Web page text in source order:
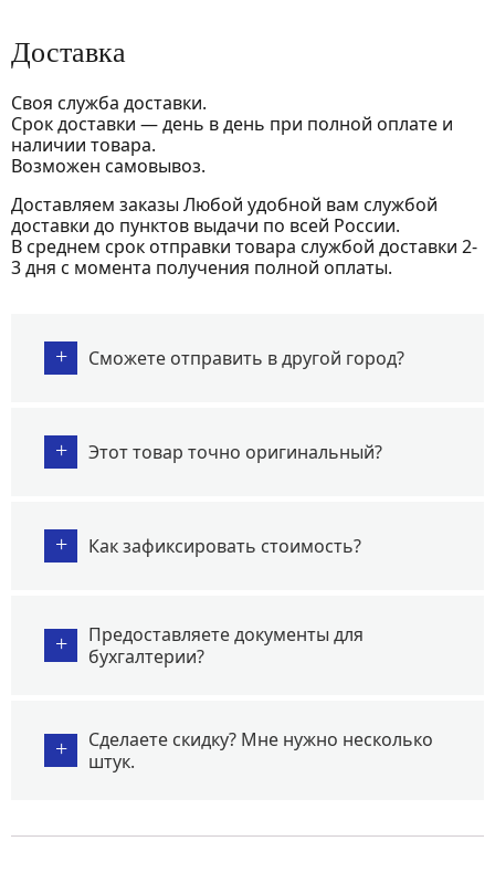
Доставка
Своя служба доставки.
Срок доставки — день в день при полной оплате и
наличии товара.
Возможен самовывоз.
Доставляем заказы Любой удобной вам службой
доставки до пунктов выдачи по всей России.
В среднем срок отправки товара службой доставки 2-
3 дня с момента получения полной оплаты.
+ Сможете отправить в другой город?
+ Этот товар точно оригинальный?
+ Как зафиксировать стоимость?
+
Предоставляете документы для
бухгалтерии?
+
Сделаете скидку? Мне нужно несколько
штук.